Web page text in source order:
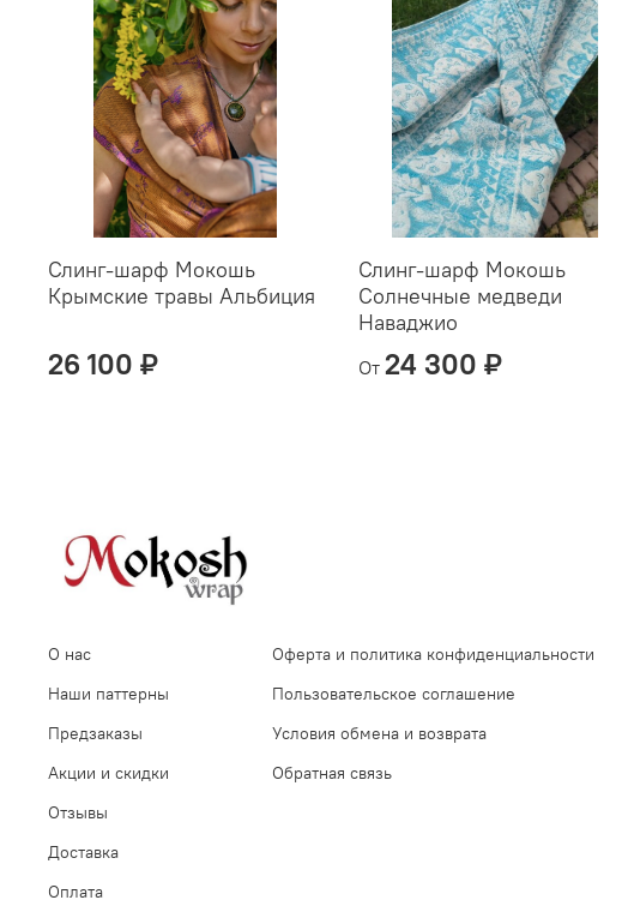
Слинг-шарф Мокошь
Крымские травы Альбиция
26 100 ₽
Слинг-шарф Мокошь
Солнечные медведи
Наваджио
От 24 300 ₽
О нас
Наши паттерны
Предзаказы
Акции и скидки
Отзывы
Доставка
Оплата
Оферта и политика конфиденциальности
Пользовательское соглашение
Условия обмена и возврата
Обратная связь